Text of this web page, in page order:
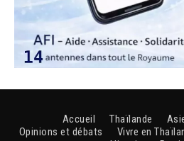
Accueil Thaïlande
Opinions et débats
Vivre en